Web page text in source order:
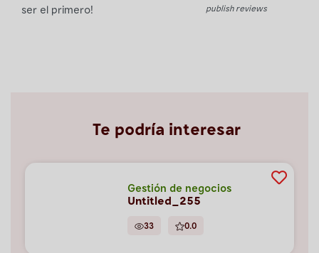
ser el primero!
publish reviews
Te podría interesar
Gestión de negocios
Untitled_255
33 0.0